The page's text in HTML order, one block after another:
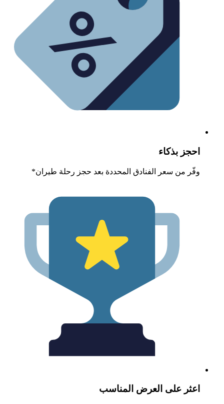
بذكاء
من سعر الفنادق المحددة بعد حجز رحلة طيران*
على العرض المناسب